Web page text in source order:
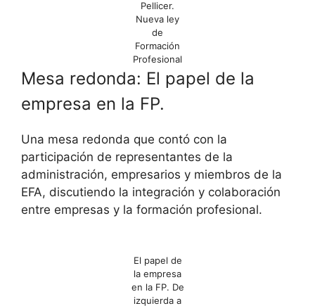
Pellicer.
Nueva ley
de
Formación
Profesional
Mesa redonda: El papel de la
empresa en la FP.
Una mesa redonda que contó con la
participación de representantes de la
administración, empresarios y miembros de la
EFA, discutiendo la integración y colaboración
entre empresas y la formación profesional.
El papel de
la empresa
en la FP. De
izquierda a